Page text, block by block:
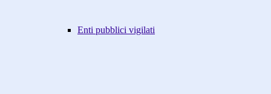
Enti pubblici vigilati